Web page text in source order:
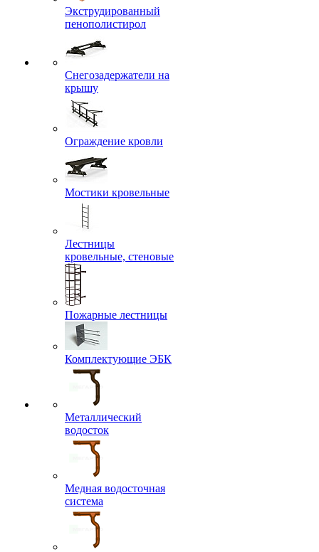
Экструдированный
пенополистирол
Снегозадержатели на
крышу
Ограждение кровли
Мостики кровельные
Лестницы
кровельные, стеновые
Пожарные лестницы
Комплектующие ЭБК
Металлический
водосток
Медная водосточная
система